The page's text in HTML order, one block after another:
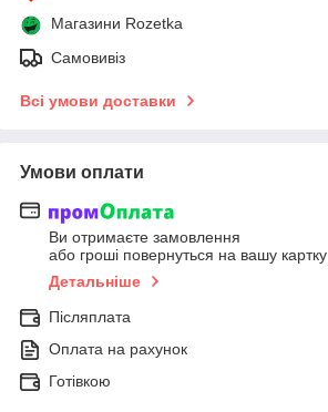
Магазини Rozetka
Самовивіз
Всі умови доставки
Умови оплати
Ви отримаєте замовлення
або гроші повернуться на вашу картку
Детальніше
Післяплата
Оплата на рахунок
Готівкою